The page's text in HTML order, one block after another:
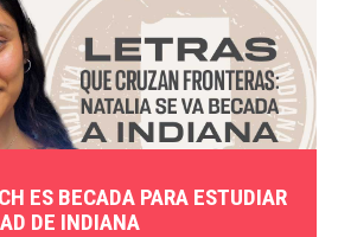
ES BECADA PARA ESTUDIAR
DE INDIANA